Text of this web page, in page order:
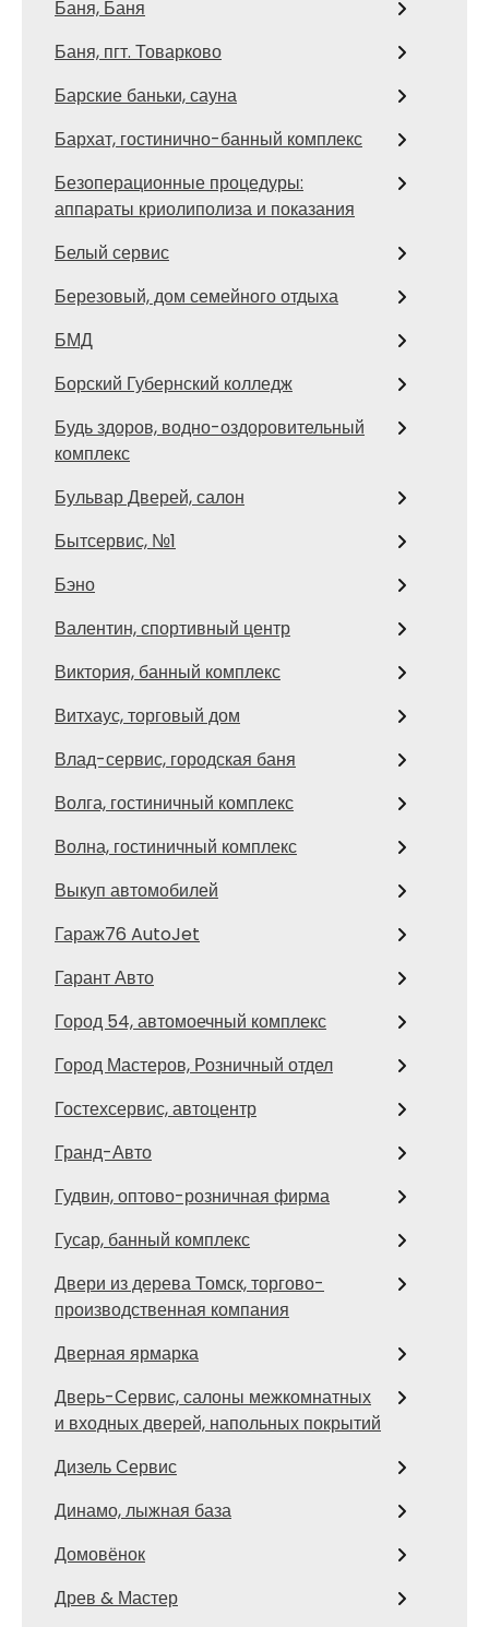
Баня, Баня
Баня, пгт. Товарково
Барские баньки, сауна
Бархат, гостинично-банный комплекс
Безоперационные процедуры:
аппараты криолиполиза и показания
Белый сервис
Березовый, дом семейного отдыха
БМД
Борский Губернский колледж
Будь здоров, водно-оздоровительный
комплекс
Бульвар Дверей, салон
Бытсервис, №1
Бэно
Валентин, спортивный центр
Виктория, банный комплекс
Витхаус, торговый дом
Влад-сервис, городская баня
Волга, гостиничный комплекс
Волна, гостиничный комплекс
Выкуп автомобилей
Гараж76 AutoJet
Гарант Авто
Город 54, автомоечный комплекс
Город Мастеров, Розничный отдел
Гостехсервис, автоцентр
Гранд-Авто
Гудвин, оптово-розничная фирма
Гусар, банный комплекс
Двери из дерева Томск, торгово-
производственная компания
Дверная ярмарка
Дверь-Сервис, салоны межкомнатных
и входных дверей, напольных покрытий
Дизель Сервис
Динамо, лыжная база
Домовёнок
Древ & Мастер